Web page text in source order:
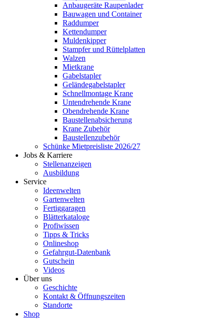
Anbaugeräte Raupenlader
Bauwagen und Container
Raddumper
Kettendumper
Muldenkipper
Stampfer und Rüttelplatten
Walzen
Mietkrane
Gabelstapler
Geländegabelstapler
Schnellmontage Krane
Untendrehende Krane
Obendrehende Krane
Baustellenabsicherung
Krane Zubehör
Baustellenzubehör
Schünke Mietpreisliste 2026/27
Jobs & Karriere
Stellenanzeigen
Ausbildung
Service
Ideenwelten
Gartenwelten
Fertiggaragen
Blätterkataloge
Profiwissen
Tipps & Tricks
Onlineshop
Gefahrgut-Datenbank
Gutschein
Videos
Über uns
Geschichte
Kontakt & Öffnungszeiten
Standorte
Shop